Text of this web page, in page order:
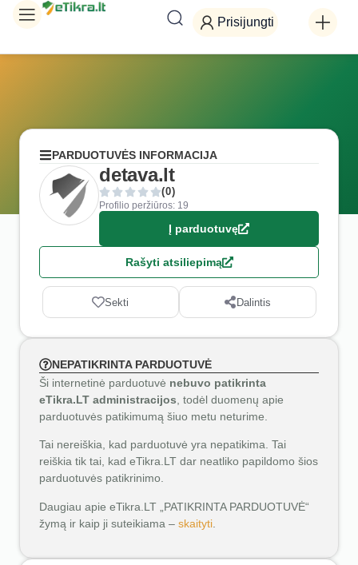
Prisijungti
PARDUOTUVĖS INFORMACIJA
detava.lt
(0)
Profilio peržiūros: 19
Į parduotuvę
Rašyti atsiliepimą
Sekti Dalintis
NEPATIKRINTA PARDUOTUVĖ
Ši internetinė parduotuvė nebuvo patikrinta
eTikra.LT administracijos , todėl duomenų apie
parduotuvės patikimumą šiuo metu neturime.
Tai nereiškia, kad parduotuvė yra nepatikima. Tai
reiškia tik tai, kad eTikra.LT dar neatliko papildomo šios
parduotuvės patikrinimo.
Daugiau apie eTikra.LT „PATIKRINTA PARDUOTUVĖ“
žymą ir kaip ji suteikiama – skaityti